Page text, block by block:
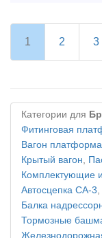
1 2 3
Категории для
Фитинговая
Вагон платформа
Крытый вагон,
Комплектующие
Автосцепка СА-3,
Балка
Тормозные